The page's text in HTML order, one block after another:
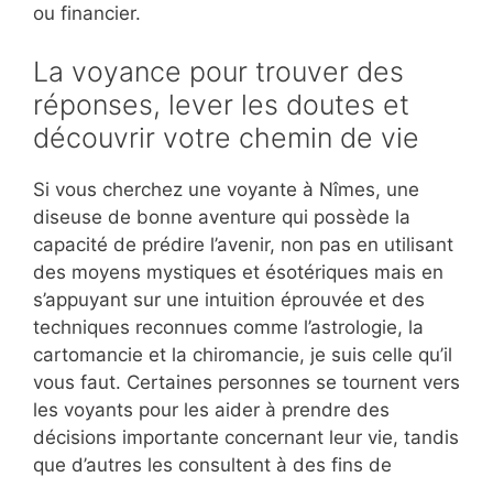
ou financier.
La voyance pour trouver des
réponses, lever les doutes et
découvrir votre chemin de vie
Si vous cherchez une voyante à Nîmes, une
diseuse de bonne aventure qui possède la
capacité de prédire l’avenir, non pas en utilisant
des moyens mystiques et ésotériques mais en
s’appuyant sur une intuition éprouvée et des
techniques reconnues comme l’astrologie, la
cartomancie et la chiromancie, je suis celle qu’il
vous faut. Certaines personnes se tournent vers
les voyants pour les aider à prendre des
décisions importante concernant leur vie, tandis
que d’autres les consultent à des fins de